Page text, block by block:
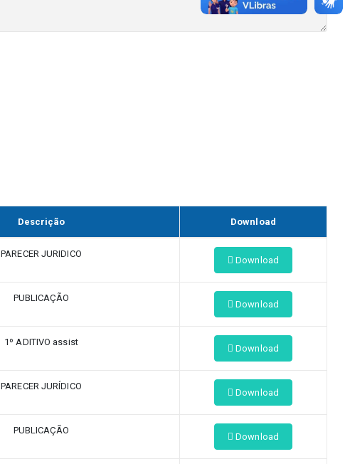
Descrição Download
PARECER JURIDICO
Download
PUBLICAÇÃO
Download
1º ADITIVO assist
Download
PARECER JURÍDICO
Download
PUBLICAÇÃO
Download